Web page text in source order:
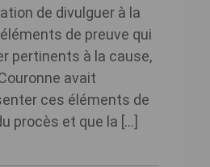
de divulguer à la
de preuve qui
pertinents à la cause,
avait
ces éléments de
procès et que la […]